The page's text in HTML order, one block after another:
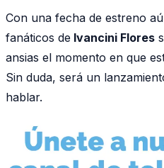
Con una fecha de estreno
fanáticos de Ivancini Flores
ansias el momento en que
Sin duda, será un
hablar.